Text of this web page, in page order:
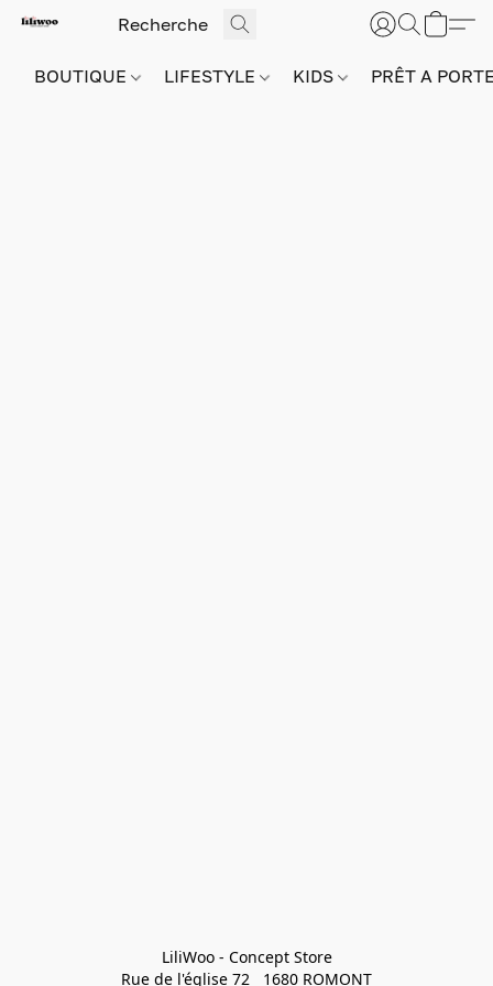
BOUTIQUE LIFESTYLE KIDS PRÊT A
LiliWoo - Concept Store
Rue de l'église 72   1680 ROMONT